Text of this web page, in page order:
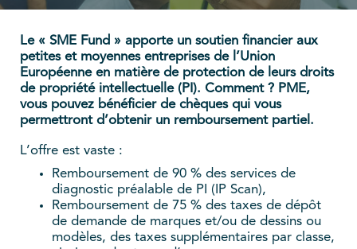
Le « SME Fund » apporte un soutien financier aux
petites et moyennes entreprises de l’Union
Européenne en matière de protection de leurs droits
de propriété intellectuelle (PI). Comment ? PME,
vous pouvez bénéficier de chèques qui vous
permettront d’obtenir un remboursement partiel.
L’offre est vaste :
Remboursement de 90 % des services de
diagnostic préalable de PI (IP Scan),
Remboursement de 75 % des taxes de dépôt
de demande de marques et/ou de dessins ou
modèles, des taxes supplémentaires par classe,